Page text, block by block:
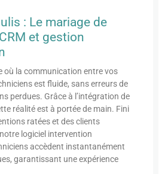
: Le mariage de
et gestion
où la communication entre vos
est fluide, sans erreurs de
perdues. Grâce à l’intégration de
réalité est à portée de main. Fini
ratées et des clients
logiciel intervention
accèdent instantanément
garantissant une expérience